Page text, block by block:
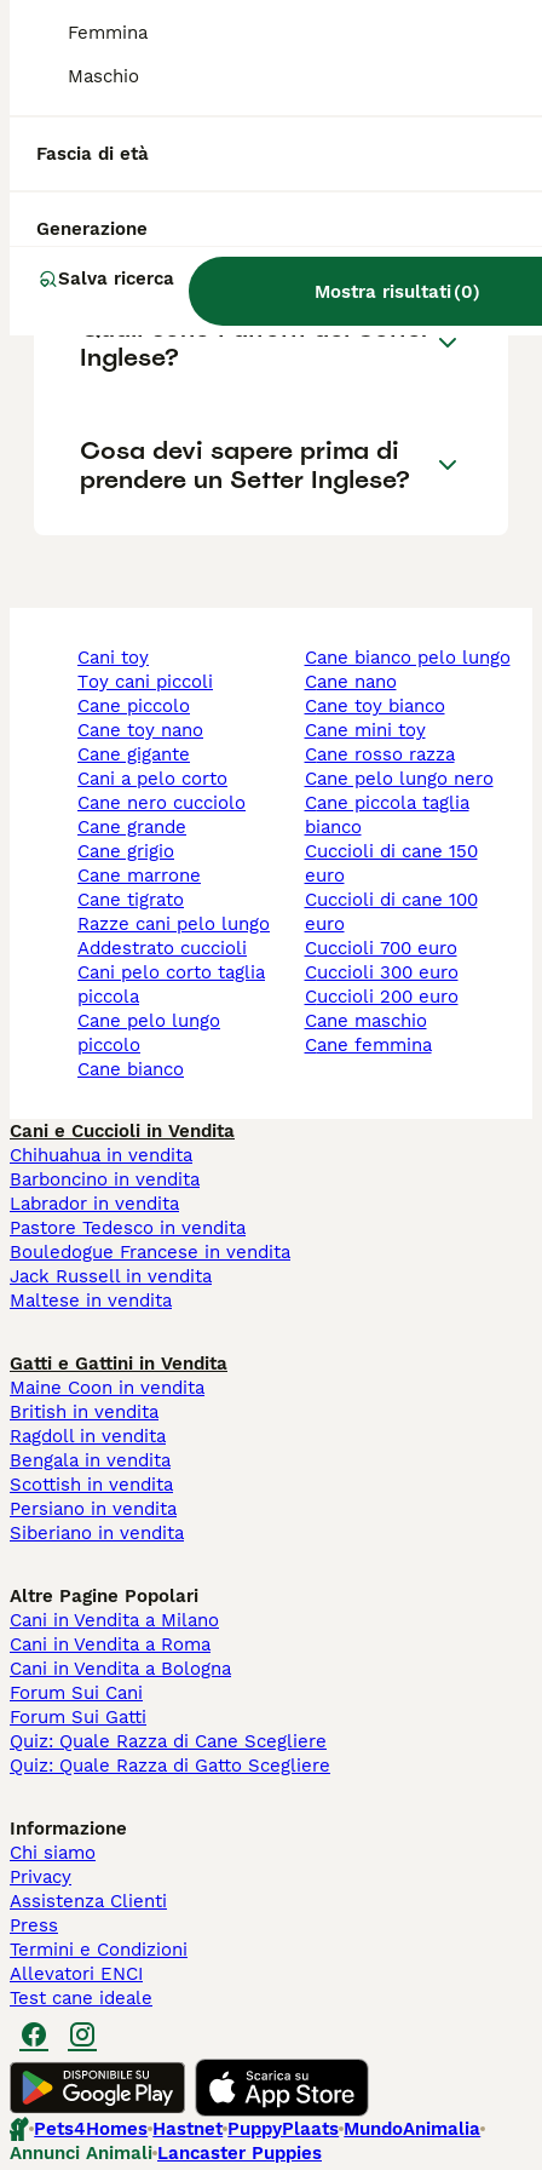
Femmina
Maschio
Fascia di età
Generazione
Salva ricerca
Mostra risultati(0)
Quanto dura la vita di un
Inglese?
Quali sono i difetti del Setter
Inglese?
Cosa devi sapere prima di
prendere un Setter Inglese?
cani toy
toy cani piccoli
cane piccolo
cane toy nano
cane gigante
cani a pelo corto
cane nero cucciolo
cane grande
cane grigio
cane marrone
cane tigrato
razze cani pelo lungo
addestrato cuccioli
cani pelo corto taglia
piccola
cane pelo lungo
piccolo
cane bianco
cane bianco pelo lungo
cane nano
cane toy bianco
cane mini toy
cane rosso razza
cane pelo lungo nero
cane piccola taglia
bianco
cuccioli di cane 150
euro
cuccioli di cane 100
euro
cuccioli 700 euro
cuccioli 300 euro
cuccioli 200 euro
cane maschio
cane femmina
Cani e Cuccioli in Vendita
Chihuahua in vendita
Barboncino in vendita
Labrador in vendita
Pastore Tedesco in vendita
Bouledogue Francese in vendita
Jack Russell in vendita
Maltese in vendita
Gatti e Gattini in Vendita
Maine Coon in vendita
British in vendita
Ragdoll in vendita
Bengala in vendita
Scottish in vendita
Persiano in vendita
Siberiano in vendita
Altre Pagine Popolari
Cani in Vendita a Milano
Cani in Vendita a Roma
Cani in Vendita a Bologna
Forum Sui Cani
Forum Sui Gatti
Quiz: Quale Razza di Cane Scegliere
Quiz: Quale Razza di Gatto Scegliere
Informazione
Chi siamo
Privacy
Assistenza Clienti
Press
Termini e Condizioni
Allevatori ENCI
Test cane ideale
Pets4Homes Hastnet PuppyPlaats MundoAnimalia
Annunci Animali Lancaster Puppies